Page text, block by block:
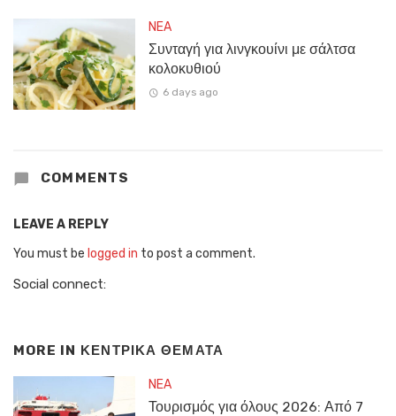
NEA
Συνταγή για λινγκουίνι με σάλτσα
κολοκυθιού
6 days ago
COMMENTS
LEAVE A REPLY
You must be logged in to post a comment.
Social connect:
MORE IN ΚΕΝΤΡΙΚΑ ΘΕΜΑΤΑ
NEA
Τουρισμός για όλους 2026: Από 7